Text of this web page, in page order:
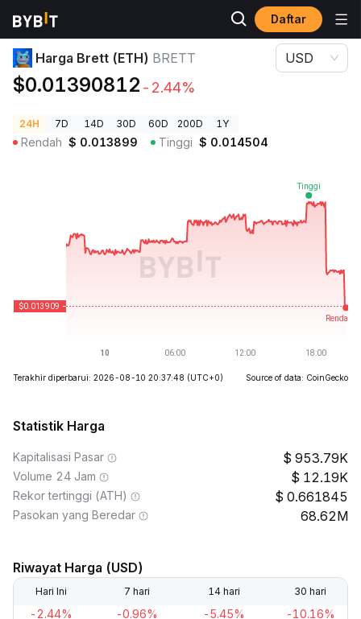
Daftar
Harga Kripto
Harga Brett (ETH) BRETT
$0.01390812 -2.44%
USD
24H 7D 14D 30D 60D 200D 1Y
Rendah $ 0.013899 Tinggi $ 0.014504
Terakhir diperbarui: 2026-08-10 20:37:48 (UTC+0) Source of data: CoinGecko
Statistik Harga
Kapitalisasi Pasar 953.79K
Volume 24 Jam 12.19K
Rekor tertinggi (ATH) 0.661845
Pasokan yang Beredar 68.62M
Riwayat Harga (USD)
Hari Ini 7 hari 14 hari 30 hari
-2.44% -0.96% -5.45% -10.16%